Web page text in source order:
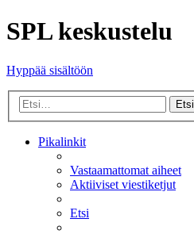
SPL keskustelu
Hyppää sisältöön
Etsi
Pikalinkit
Vastaamattomat aiheet
Aktiiviset viestiketjut
Etsi